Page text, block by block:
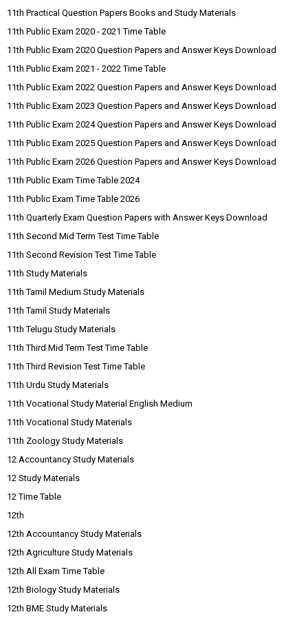
11th Practical Question Papers Books and Study Materials
11th Public Exam 2020 - 2021 Time Table
11th Public Exam 2020 Question Papers and Answer Keys Download
11th Public Exam 2021 - 2022 Time Table
11th Public Exam 2022 Question Papers and Answer Keys Download
11th Public Exam 2023 Question Papers and Answer Keys Download
11th Public Exam 2024 Question Papers and Answer Keys Download
11th Public Exam 2025 Question Papers and Answer Keys Download
11th Public Exam 2026 Question Papers and Answer Keys Download
11th Public Exam Time Table 2024
11th Public Exam Time Table 2026
11th Quarterly Exam Question Papers with Answer Keys Download
11th Second Mid Term Test Time Table
11th Second Revision Test Time Table
11th Study Materials
11th Tamil Medium Study Materials
11th Tamil Study Materials
11th Telugu Study Materials
11th Third Mid Term Test Time Table
11th Third Revision Test Time Table
11th Urdu Study Materials
11th Vocational Study Material English Medium
11th Vocational Study Materials
11th Zoology Study Materials
12 Accountancy Study Materials
12 Study Materials
12 Time Table
12th
12th Accountancy Study Materials
12th Agriculture Study Materials
12th All Exam Time Table
12th Biology Study Materials
12th BME Study Materials